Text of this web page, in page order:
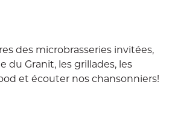
des microbrasseries invitées,
du Granit, les grillades, les
et écouter nos chansonniers!